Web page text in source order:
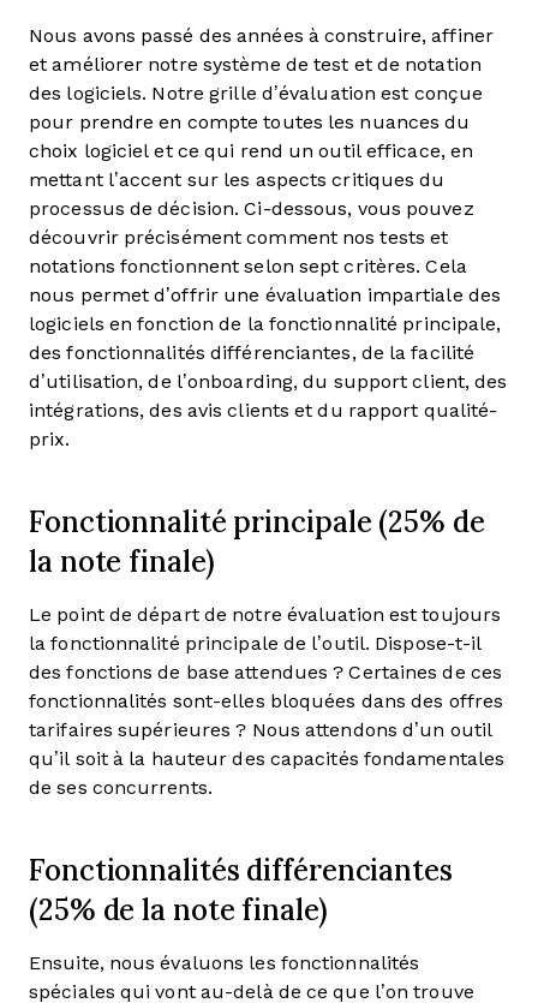
Nous avons passé des années à construire, affiner
et améliorer notre système de test et de notation
des logiciels. Notre grille d’évaluation est conçue
pour prendre en compte toutes les nuances du
choix logiciel et ce qui rend un outil efficace, en
mettant l’accent sur les aspects critiques du
processus de décision. Ci-dessous, vous pouvez
découvrir précisément comment nos tests et
notations fonctionnent selon sept critères. Cela
nous permet d’offrir une évaluation impartiale des
logiciels en fonction de la fonctionnalité principale,
des fonctionnalités différenciantes, de la facilité
d’utilisation, de l’onboarding, du support client, des
intégrations, des avis clients et du rapport qualité-
prix.
Fonctionnalité principale (25% de
la note finale)
Le point de départ de notre évaluation est toujours
la fonctionnalité principale de l’outil. Dispose-t-il
des fonctions de base attendues ? Certaines de ces
fonctionnalités sont-elles bloquées dans des offres
tarifaires supérieures ? Nous attendons d’un outil
qu’il soit à la hauteur des capacités fondamentales
de ses concurrents.
Fonctionnalités différenciantes
(25% de la note finale)
Ensuite, nous évaluons les fonctionnalités
spéciales qui vont au-delà de ce que l’on trouve